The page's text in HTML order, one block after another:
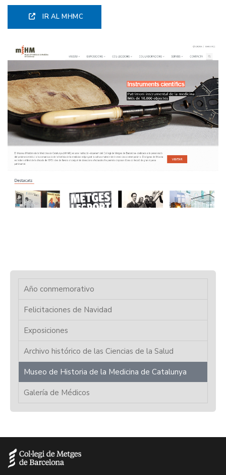
IR AL MHMC
Año conmemorativo
Felicitaciones de Navidad
Exposiciones
Archivo histórico de las Ciencias de la Salud
Museo de Historia de la Medicina de Catalunya
Galería de Médicos